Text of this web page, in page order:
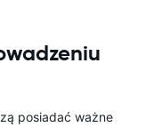
posiadać ważne